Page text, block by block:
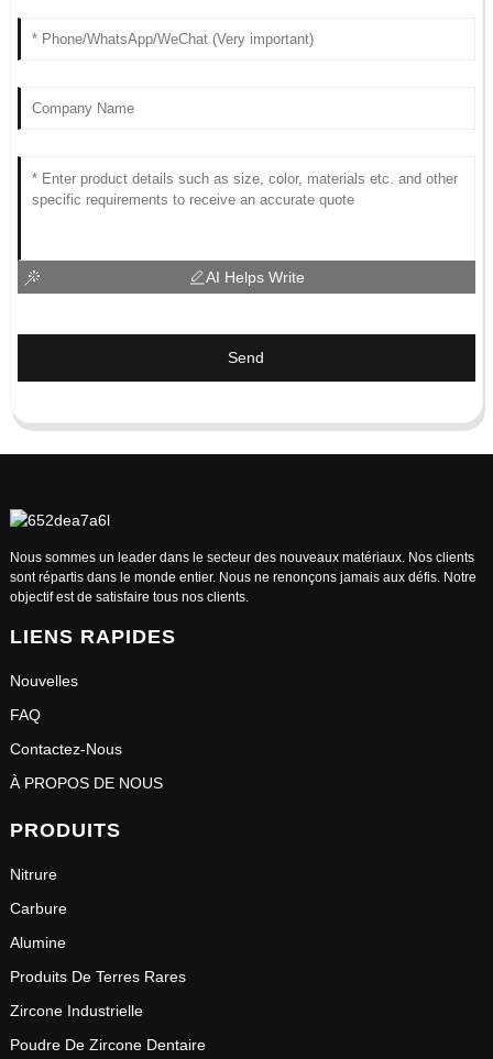
AI Helps Write
Send
Nous sommes un leader dans le secteur des nouveaux matériaux. Nos clients
sont répartis dans le monde entier. Nous ne renonçons jamais aux défis. Notre
objectif est de satisfaire tous nos clients.
LIENS RAPIDES
Nouvelles
FAQ
Contactez-Nous
À PROPOS DE NOUS
PRODUITS
Nitrure
Carbure
Alumine
Produits De Terres Rares
Zircone Industrielle
Poudre De Zircone Dentaire